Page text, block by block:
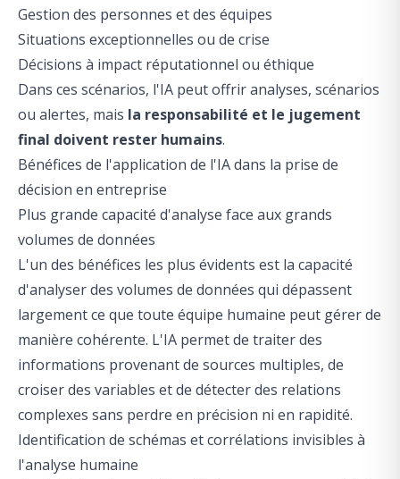
Gestion des personnes et des équipes
Situations exceptionnelles ou de crise
Décisions à impact réputationnel ou éthique
Dans ces scénarios, l'IA peut offrir analyses, scénarios
ou alertes, mais la responsabilité et le jugement
final doivent rester humains.
Bénéfices de l'application de l'IA dans la prise de
décision en entreprise
Plus grande capacité d'analyse face aux grands
volumes de données
L'un des bénéfices les plus évidents est la capacité
d'analyser des volumes de données qui dépassent
largement ce que toute équipe humaine peut gérer de
manière cohérente. L'IA permet de traiter des
informations provenant de sources multiples, de
croiser des variables et de détecter des relations
complexes sans perdre en précision ni en rapidité.
Identification de schémas et corrélations invisibles à
l'analyse humaine